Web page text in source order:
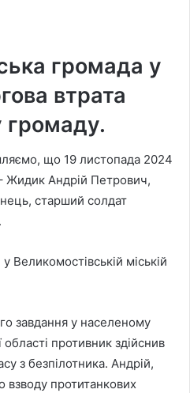
громада у
втрата
громаду.
що 19 листопада 2024
Жидик Андрій Петрович,
старший солдат
Великомостівській міській
завдання у населеному
противник здійснив
з безпілотника. Андрій,
взводу протитанкових